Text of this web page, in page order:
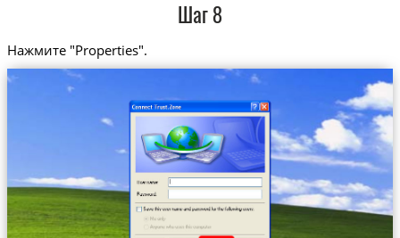
Шаг 8
Нажмите "Properties".